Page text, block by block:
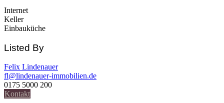
Internet
Keller
Einbauküche
Listed By
Felix Lindenauer
fl@lindenauer-immobilien.de
0175 5000 200
Kontakt